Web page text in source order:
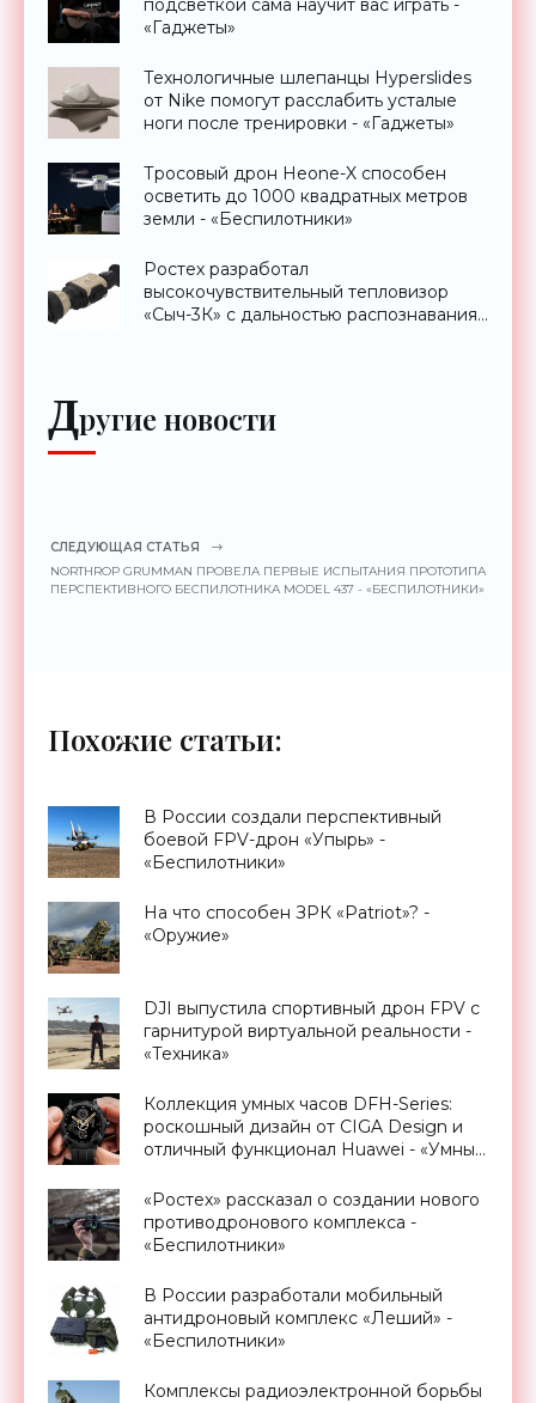
подсветкой сама научит вас играть -
«Гаджеты»
Технологичные шлепанцы Hyperslides
от Nike помогут расслабить усталые
ноги после тренировки - «Гаджеты»
Тросовый дрон Heone-X способен
осветить до 1000 квадратных метров
земли - «Беспилотники»
Ростех разработал
высокочувствительный тепловизор
«Сыч-3К» с дальностью распознавания
Другие новости
СЛЕДУЮЩАЯ СТАТЬЯ
NORTHROP GRUMMAN ПРОВЕЛА ПЕРВЫЕ ИСПЫТАНИЯ ПРОТОТИПА
ПЕРСПЕКТИВНОГО БЕСПИЛОТНИКА MODEL 437 - «БЕСПИЛОТНИКИ»
Похожие статьи:
В России создали перспективный
боевой FPV-дрон «Упырь» -
«Беспилотники»
На что способен ЗРК «Patriot»? -
«Оружие»
DJI выпустила спортивный дрон FPV с
гарнитурой виртуальной реальности -
«Техника»
Коллекция умных часов DFH-Series:
роскошный дизайн от CIGA Design и
отличный функционал Huawei - «Умные
«Ростех» рассказал о создании нового
противодронового комплекса -
«Беспилотники»
В России разработали мобильный
антидроновый комплекс «Леший» -
«Беспилотники»
Комплексы радиоэлектронной борьбы